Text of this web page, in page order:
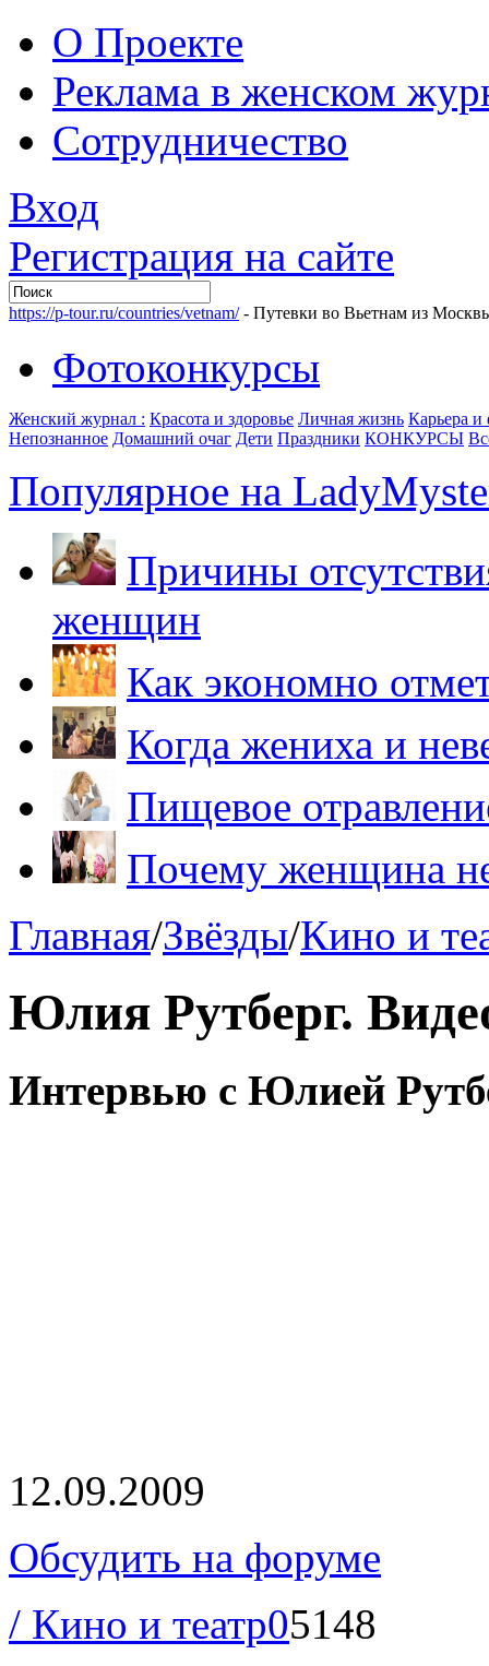
О Проекте
Реклама в женском
Сотрудничество
Вход
Регистрация на сайте
https://p-tour.ru/countries/vetnam/- Путевки во Вьетнам из
Фотоконкурсы
Женский журнал : Красота и здоровье Личная жизнь Карьера
Непознанное Домашний очаг Дети Праздники КОНКУРСЫ
Популярное на
Причины
женщин
Как экономно
Когда жениха и
Пищевое
Почему женщина
Главная/Звёзды/Кино и
Юлия Рутберг.
Интервью с Юлией
12.09.2009
Обсудить на форуме
/ Кино и театр05148